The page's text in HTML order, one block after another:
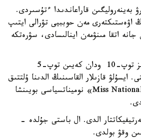
بەينەروليگىن قاراعاندىدا ءتۇسىردى.
اۋەستىكتەرى مەن حوببيى تۋرالى ايتىپ
اتقا مىنۋمەن اينالىسادى، سۋرەتكە
بايقاۋدا قاراعاندىلىق قىز توپ-10 ودان كەيىن توپ-5
ايسۇلۋ قازىلار القاسىنىڭ الدىنا ۇلتتىق
نوميناتسياسى بويىنشا
الدى. ال باستى جۇلدە -
وقۋ بولدى.